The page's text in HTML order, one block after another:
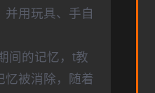
并用玩具、手自
间的记忆，t教
忆被消除，随着